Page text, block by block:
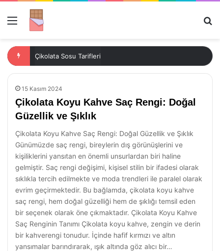
Menü
Fine Life Çikolata: Lezzetin Zirvesi
15 Kasım 2024
Çikolata Koyu Kahve Saç Rengi: Doğal
Güzellik ve Şıklık
Çikolata Koyu Kahve Saç Rengi: Doğal Güzellik ve Şıklık
Günümüzde saç rengi, bireylerin dış görünüşlerini ve
kişiliklerini yansıtan en önemli unsurlardan biri haline
gelmiştir. Saç rengi değişimi, kişisel stilin bir ifadesi olarak
sıklıkla tercih edilmekte ve moda trendleri ile paralel olarak
evrim geçirmektedir. Bu bağlamda, çikolata koyu kahve
saç rengi, hem doğal güzelliği hem de şıklığı temsil eden
bir seçenek olarak öne çıkmaktadır. Çikolata Koyu Kahve
Saç Renginin Tanımı Çikolata koyu kahve, zengin ve derin
bir kahverengi tonudur. İçinde hafif kırmızı ve altın
yansımalar barındırarak, ışık altında göz alıcı bir…